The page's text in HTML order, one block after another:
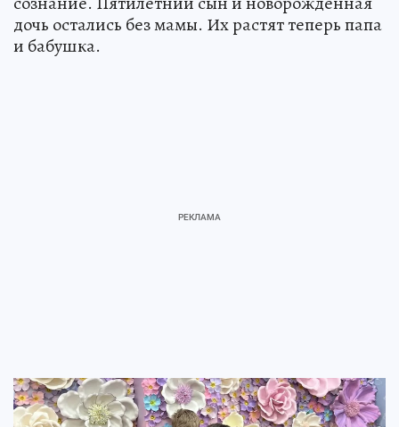
дочь остались без мамы. Их растят теперь папа
и бабушка.